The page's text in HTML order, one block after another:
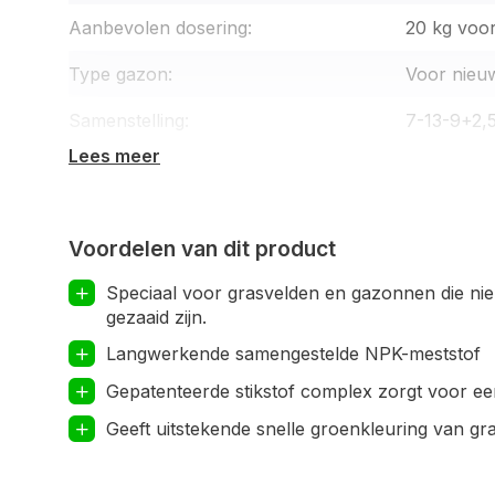
Marathon maakt gebruik van een innovatieve
plant geleidelijk voeding, terwijl overmatige
bodemleven, wat resulteert in gezond, sterk en
speeldruk.
Aanbevolen dosering: 20 kg
Type gazon: Voor
7-13-
Lees meer
Voordelen van dit product
Speciaal voor grasvelden en gazonnen die
gezaaid zijn.
Langwerkende samengestelde NPK-meststof
Gepatenteerde stikstof complex zorgt voor
Geeft uitstekende snelle groenkleuring van